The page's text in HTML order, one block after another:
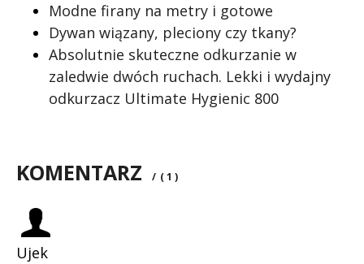
Modne firany na metry i gotowe
Dywan wiązany, pleciony czy tkany?
Absolutnie skuteczne odkurzanie w
zaledwie dwóch ruchach. Lekki i wydajny
odkurzacz Ultimate Hygienic 800
KOMENTARZ / ( 1 )
Ujek